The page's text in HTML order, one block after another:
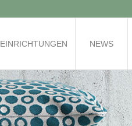
EINRICHTUNGEN NEWS